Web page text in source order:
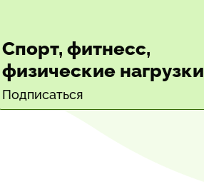
Спорт, фитнесс,
физические нагрузки
Подписаться